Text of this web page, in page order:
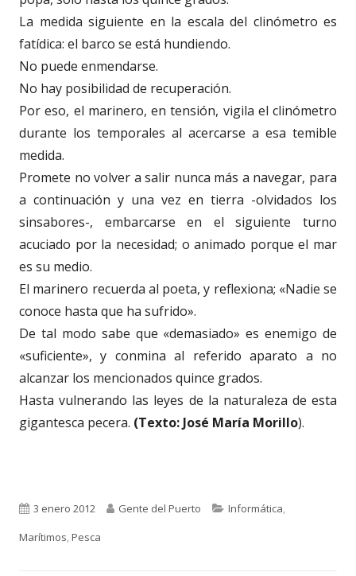
La medida siguiente en la escala del clinómetro es
fatídica: el barco se está hundiendo.
No puede enmendarse.
No hay posibilidad de recuperación.
Por eso, el marinero, en tensión, vigila el clinómetro
durante los temporales al acercarse a esa temible
medida.
Promete no volver a salir nunca más a navegar, para
a continuación y una vez en tierra -olvidados los
sinsabores-, embarcarse en el siguiente turno
acuciado por la necesidad; o animado porque el mar
es su medio.
El marinero recuerda al poeta, y reflexiona; «Nadie se
conoce hasta que ha sufrido».
De tal modo sabe que «demasiado» es enemigo de
«suficiente», y conmina al referido aparato a no
alcanzar los mencionados quince grados.
Hasta vulnerando las leyes de la naturaleza de esta
gigantesca pecera. (Texto: José María Morillo).
Publicado
el
3 enero 2012 Autor
Gente del Puerto Categorías
Informática,
Marítimos,Pesca